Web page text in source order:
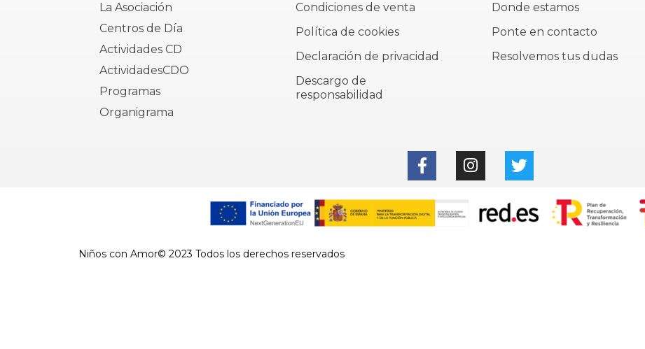
La Asociación
Centros de Día
Actividades CD
ActividadesCDO
Programas
Organigrama
Condiciones de venta
Política de cookies
Declaración de privacidad
Descargo de
responsabilidad
Donde estamos
Ponte en contacto
Resolvemos tus dudas
Niños con Amor© 2023 Todos los derechos reservados